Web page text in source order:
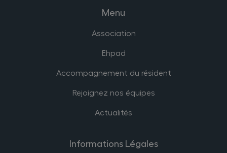
Menu
Association
Ehpad
Accompagnement du résident
Rejoignez nos équipes
Actualités
Informations Légales